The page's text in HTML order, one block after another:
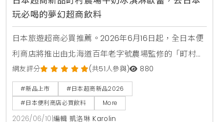
玩必喝的夢幻超商飲料
日本旅遊超商必買推薦。2026年6月16日起，全日本便
利商店將推出由北海道百年老字號農場監修的「町村農
場牛奶冰淇淋歐蕾」。這款乳飲品使用了高品質的香濃
煉乳，完美呈現如同品嚐融化冰淇淋般的奢侈風味，是
赴日觀光不可錯過的夢幻甜點飲料。
網友評分 (共51人參與) 880
#新品上市
#日本超商新品2026
#日本便利商店必買飲料
More
2026/06/10 編輯 凱洛琳 Karolin